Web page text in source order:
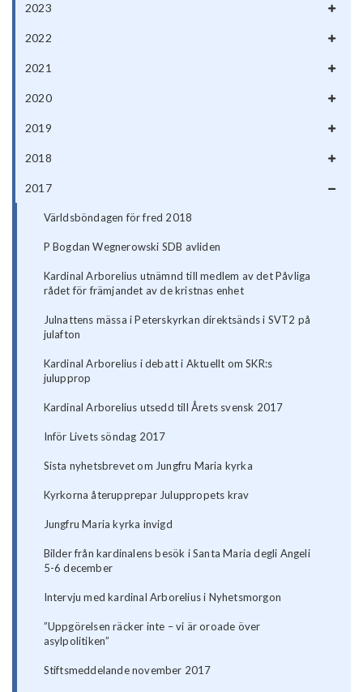
2023
2022
2021
2020
2019
2018
2017
Världsböndagen för fred 2018
P Bogdan Wegnerowski SDB avliden
Kardinal Arborelius utnämnd till medlem av det Påvliga
rådet för främjandet av de kristnas enhet
Julnattens mässa i Peterskyrkan direktsänds i SVT2 på
julafton
Kardinal Arborelius i debatt i Aktuellt om SKR:s
julupprop
Kardinal Arborelius utsedd till Årets svensk 2017
Inför Livets söndag 2017
Sista nyhetsbrevet om Jungfru Maria kyrka
​Kyrkorna återupprepar Juluppropets krav
Jungfru Maria kyrka invigd
Bilder från kardinalens besök i Santa Maria degli Angeli
5-6 december
Intervju med kardinal Arborelius i Nyhetsmorgon
”Uppgörelsen räcker inte – vi är oroade över
asylpolitiken”
Stiftsmeddelande november 2017